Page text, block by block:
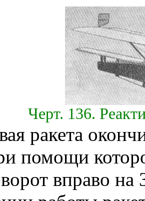
Черт. 136.
ракета
помощи
вправо на